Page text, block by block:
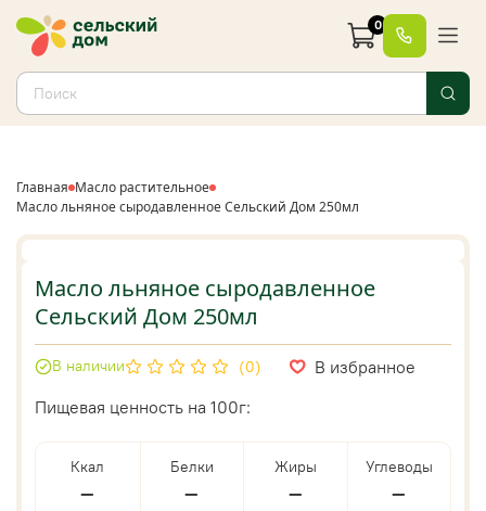
0
Главная Масло растительное
Масло льняное сыродавленное Сельский Дом 250мл
Масло льняное сыродавленное
Сельский Дом 250мл
(0) В избранное
В наличии
Пищевая ценность на 100г:
Ккал
—
Белки
—
Жиры
—
Углеводы
—